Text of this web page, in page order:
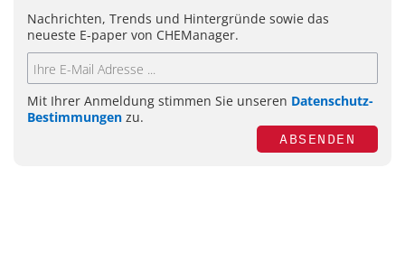
Nachrichten, Trends und Hintergründe sowie das
neueste E-paper von CHEManager.
Mit Ihrer Anmeldung stimmen Sie unseren Datenschutz-
Bestimmungen zu.
ABSENDEN